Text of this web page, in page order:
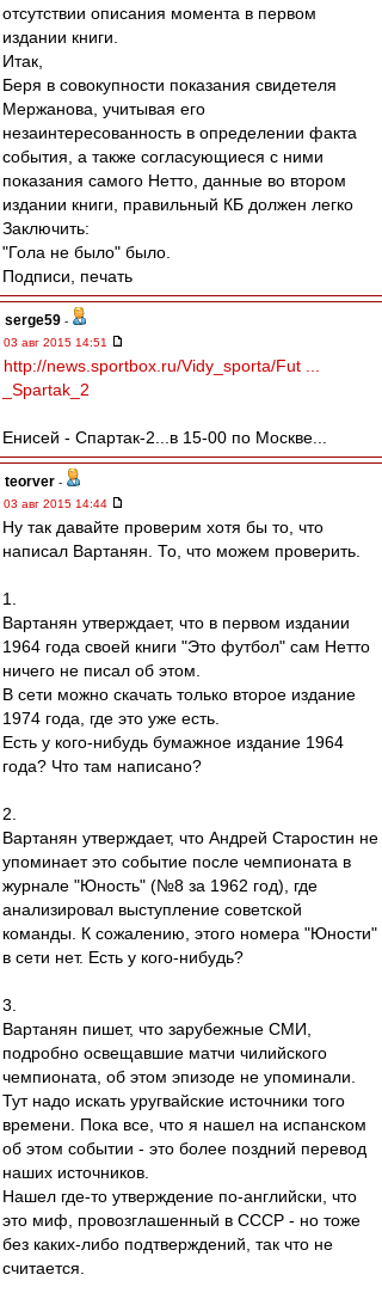
отсутствии описания момента в первом
издании книги.
Итак,
Беря в совокупности показания свидетеля
Мержанова, учитывая его
незаинтересованность в определении факта
события, а также согласующиеся с ними
показания самого Нетто, данные во втором
издании книги, правильный КБ должен легко
Заключить:
"Гола не было" было.
Подписи, печать
serge59 -
03 авг 2015 14:51
http://news.sportbox.ru/Vidy_sporta/Fut ...
_Spartak_2
Енисей - Спартак-2...в 15-00 по Москве...
teorver -
03 авг 2015 14:44
Ну так давайте проверим хотя бы то, что
написал Вартанян. То, что можем проверить.
1.
Вартанян утверждает, что в первом издании
1964 года своей книги "Это футбол" сам Нетто
ничего не писал об этом.
В сети можно скачать только второе издание
1974 года, где это уже есть.
Есть у кого-нибудь бумажное издание 1964
года? Что там написано?
2.
Вартанян утверждает, что Андрей Старостин не
упоминает это событие после чемпионата в
журнале "Юность" (№8 за 1962 год), где
анализировал выступление советской
команды. К сожалению, этого номера "Юности"
в сети нет. Есть у кого-нибудь?
3.
Вартанян пишет, что зарубежные СМИ,
подробно освещавшие матчи чилийского
чемпионата, об этом эпизоде не упоминали.
Тут надо искать уругвайские источники того
времени. Пока все, что я нашел на испанском
об этом событии - это более поздний перевод
наших источников.
Нашел где-то утверждение по-английски, что
это миф, провозглашенный в СССР - но тоже
без каких-либо подтверждений, так что не
считается.